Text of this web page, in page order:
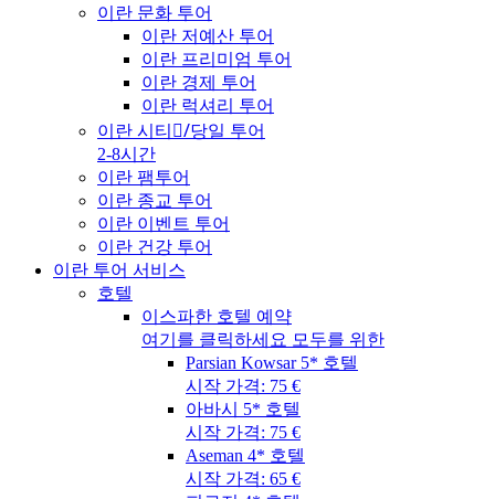
이란 문화 투어
이란 저예산 투어
이란 프리미엄 투어
이란 경제 투어
이란 럭셔리 투어
이란 시티/ِ당일 투어
2-8시간
이란 팸투어
이란 종교 투어
이란 이벤트 투어
이란 건강 투어
이란 투어 서비스
호텔
이스파한 호텔 예약
여기를 클릭하세요 모두를 위한
Parsian Kowsar 5* 호텔
시작 가격: 75 €
아바시 5* 호텔
시작 가격: 75 €
Aseman 4* 호텔
시작 가격: 65 €